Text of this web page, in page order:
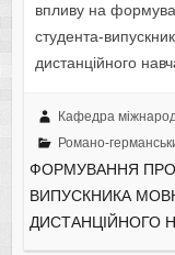
впливу на
студента-
дистанційного
Кафедра
Романо-
ФОРМУВАННЯ
ВИПУСКНИКА
ДИСТАНЦІЙНОГО